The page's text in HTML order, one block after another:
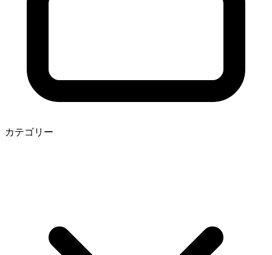
カテゴリー